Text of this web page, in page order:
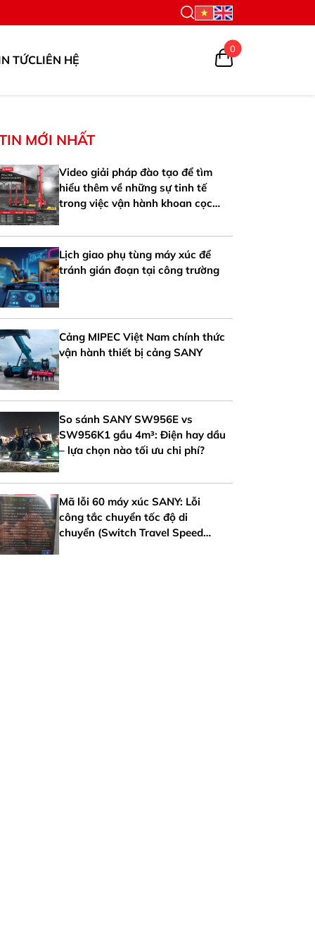
TỨCLIÊN HỆ
0
MỚI NHẤT
Video giải pháp đào tạo để tìm
hiểu thêm về những sự tinh tế
trong việc vận hành khoan cọc
Lịch giao phụ tùng máy xúc để
tránh gián đoạn tại công trường
Cảng MIPEC Việt Nam chính thức
vận hành thiết bị cảng SANY
So sánh SANY SW956E vs
SW956K1 gầu 4m³: Điện hay dầu
– lựa chọn nào tối ưu chi phí?
Mã lỗi 60 máy xúc SANY: Lỗi
công tắc chuyển tốc độ di
chuyển (Switch Travel Speed